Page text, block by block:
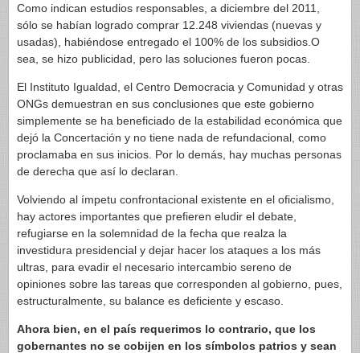
Como indican estudios responsables, a diciembre del 2011,
sólo se habían logrado comprar 12.248 viviendas (nuevas y
usadas), habiéndose entregado el 100% de los subsidios.O
sea, se hizo publicidad, pero las soluciones fueron pocas.
El Instituto Igualdad, el Centro Democracia y Comunidad y otras
ONGs demuestran en sus conclusiones que este gobierno
simplemente se ha beneficiado de la estabilidad económica que
dejó la Concertación y no tiene nada de refundacional, como
proclamaba en sus inicios. Por lo demás, hay muchas personas
de derecha que así lo declaran.
Volviendo al ímpetu confrontacional existente en el oficialismo,
hay actores importantes que prefieren eludir el debate,
refugiarse en la solemnidad de la fecha que realza la
investidura presidencial y dejar hacer los ataques a los más
ultras, para evadir el necesario intercambio sereno de
opiniones sobre las tareas que corresponden al gobierno, pues,
estructuralmente, su balance es deficiente y escaso.
Ahora bien, en el país requerimos lo contrario, que los
gobernantes no se cobijen en los símbolos patrios y sean